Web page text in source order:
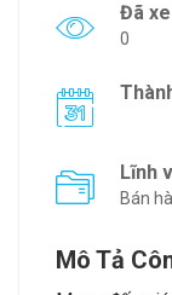
Đã
0
Lĩnh
Bán
Mô Tả